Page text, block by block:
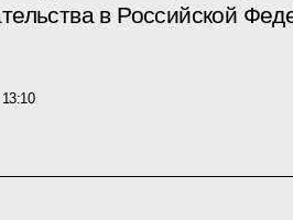
в Российской
13:10